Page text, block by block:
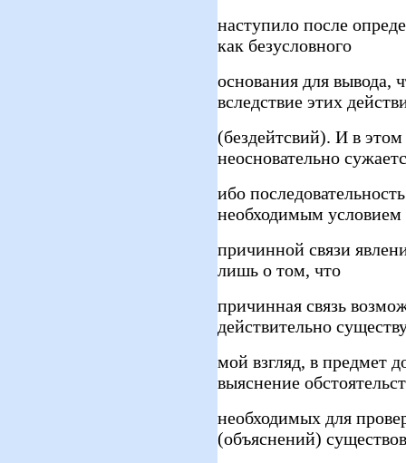
наступило после
как безусловного
основания для вывода,
вследствие этих
(бездейтсвий). И в
неосновательно
ибо
необходимым условием
причинной связи
лишь о том, что
причинная связь
действительно
мой взгляд, в предмет
выяснение
необходимых для
(объяснений)